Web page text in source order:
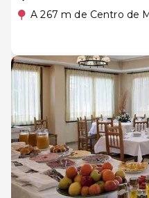
A 267 m de Centro de